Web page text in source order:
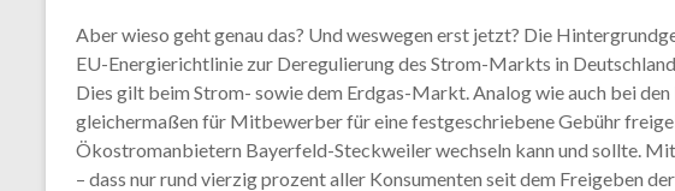
Aber wieso geht genau das? Und weswegen erst jetzt? Die
EU-Energierichtlinie zur Deregulierung des Strom-Markts in
Dies gilt beim Strom- sowie dem Erdgas-Markt. Analog wie auch bei
gleichermaßen für Mitbewerber für eine festgeschriebene Gebühr
Ökostromanbietern Bayerfeld-Steckweiler wechseln kann und sollte.
– dass nur rund vierzig prozent aller Konsumenten seit dem Freigeben